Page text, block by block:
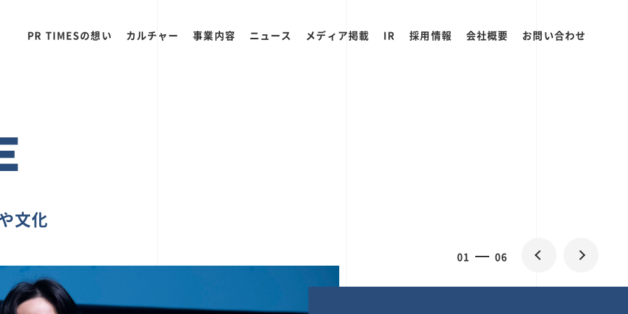
PR TIMESの想い カルチャー 事業内容 ニュース メディア掲載 IR 採用情報 会社概要 お問い合わせ
文化
01 06